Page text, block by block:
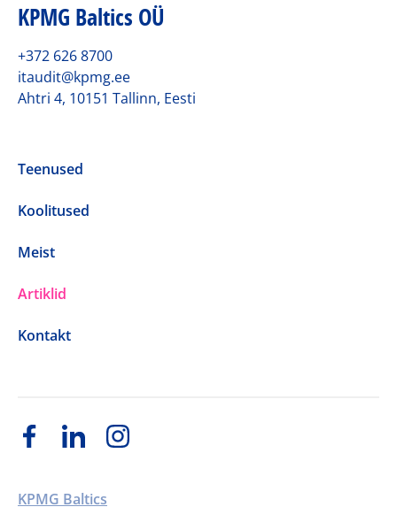
KPMG Baltics OÜ
+372 626 8700
itaudit@kpmg.ee
Ahtri 4, 10151 Tallinn, Eesti
Teenused
Koolitused
Meist
Artiklid
Kontakt
KPMG Baltics